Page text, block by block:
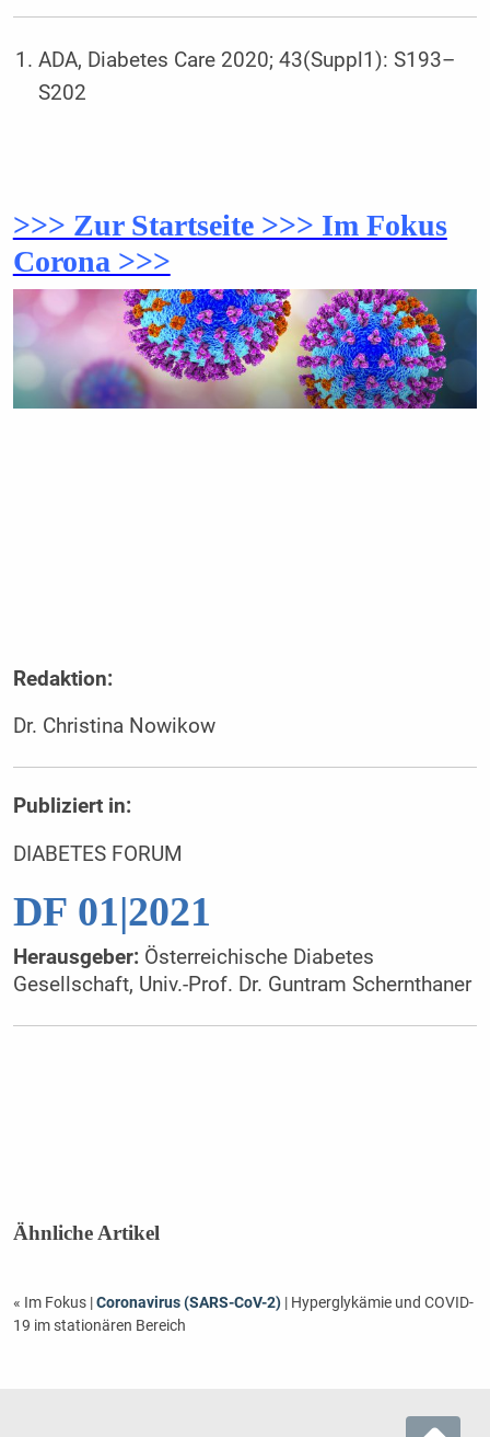
ADA, Diabetes Care 2020; 43(Suppl1): S193–
S202
>>> Zur Startseite >>> Im Fokus
Corona >>>
Redaktion:
Dr. Christina Nowikow
Publiziert in:
DIABETES FORUM
DF 01|2021
Herausgeber: Österreichische Diabetes
Gesellschaft, Univ.-Prof. Dr. Guntram Schernthaner
Ähnliche Artikel
« Im Fokus |Coronavirus (SARS-CoV-2)| Hyperglykämie und COVID-
19 im stationären Bereich